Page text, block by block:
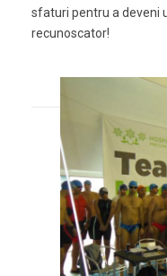
sfaturi pentru a deveni
recunoscator!